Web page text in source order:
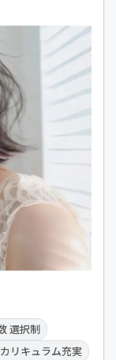
選択制
カリキュラム充実